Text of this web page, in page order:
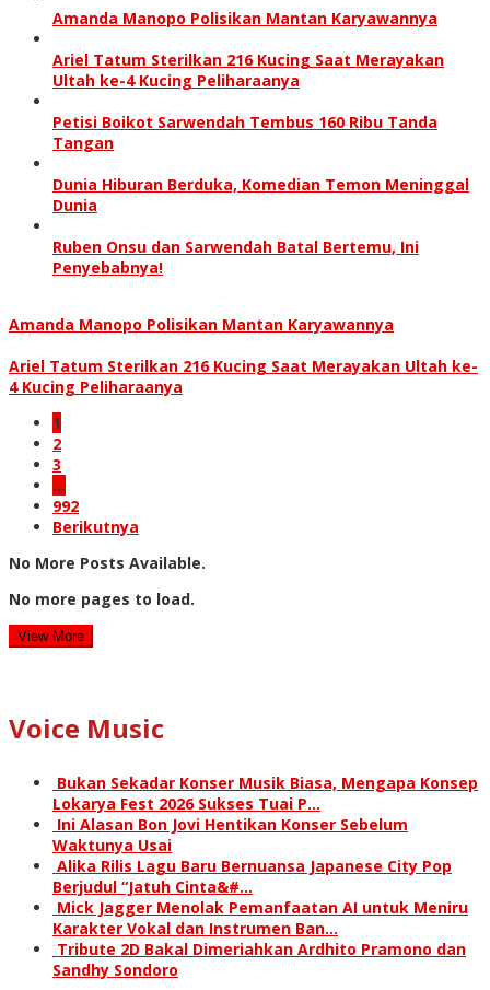
Amanda Manopo Polisikan Mantan Karyawannya
Ariel Tatum Sterilkan 216 Kucing Saat Merayakan
Ultah ke-4 Kucing Peliharaanya
Petisi Boikot Sarwendah Tembus 160 Ribu Tanda
Tangan
Dunia Hiburan Berduka, Komedian Temon Meninggal
Dunia
Ruben Onsu dan Sarwendah Batal Bertemu, Ini
Penyebabnya!
Amanda Manopo Polisikan Mantan Karyawannya
Ariel Tatum Sterilkan 216 Kucing Saat Merayakan Ultah ke-
4 Kucing Peliharaanya
1
2
3
…
992
Berikutnya
No More Posts Available.
No more pages to load.
View More
Voice Music
Bukan Sekadar Konser Musik Biasa, Mengapa Konsep
Lokarya Fest 2026 Sukses Tuai P…
Ini Alasan Bon Jovi Hentikan Konser Sebelum
Waktunya Usai
Alika Rilis Lagu Baru Bernuansa Japanese City Pop
Berjudul “Jatuh Cinta&#…
Mick Jagger Menolak Pemanfaatan AI untuk Meniru
Karakter Vokal dan Instrumen Ban…
Tribute 2D Bakal Dimeriahkan Ardhito Pramono dan
Sandhy Sondoro